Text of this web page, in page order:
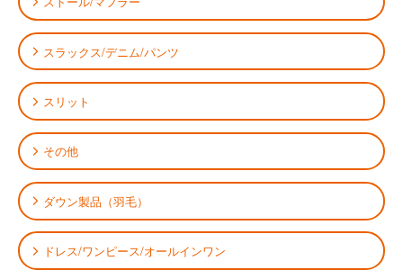
スラックス/デニム/パンツ
スリット
その他
ダウン製品（羽毛）
ドレス/ワンピース/オールインワン